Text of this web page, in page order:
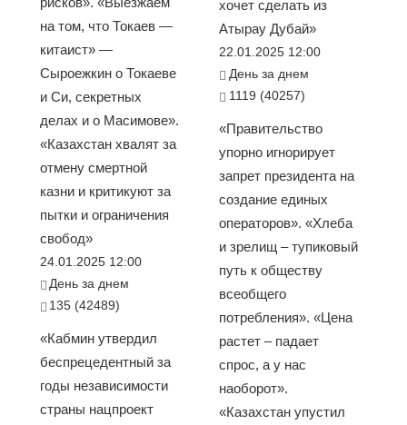
на том, что Токаев —
китаист» —
Сыроежкин о Токаеве
и Си, секретных
делах и о Масимове».
«Казахстан хвалят за
отмену смертной
казни и критикуют за
пытки и ограничения
свобод»
24.01.2025 12:00
День за днем
135 (42489)
«Кабмин утвердил
беспрецедентный за
годы независимости
страны нацпроект
хочет сделать из
Атырау Дубай»
22.01.2025 12:00
День за днем
1119 (40257)
«Правительство
упорно игнорирует
запрет президента на
создание единых
операторов». «Хлеба
и зрелищ – тупиковый
путь к обществу
всеобщего
потребления». «Цена
растет – падает
спрос, а у нас
наоборот».
«Казахстан упустил